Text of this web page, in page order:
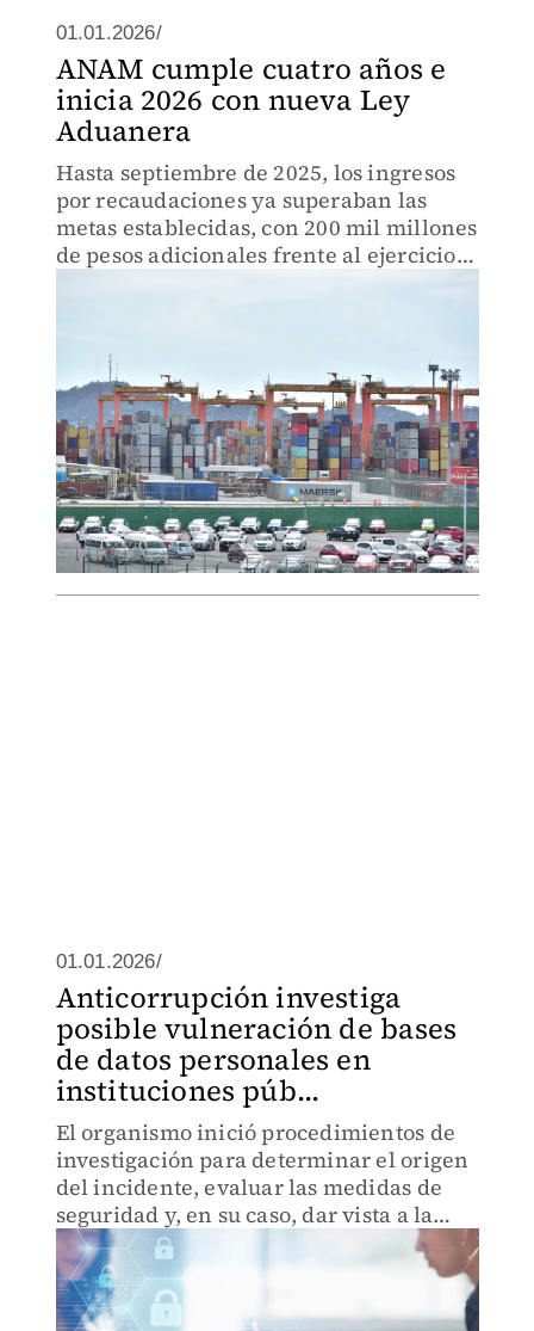
01.01.2026/
ANAM cumple cuatro años e
inicia 2026 con nueva Ley
Aduanera
Hasta septiembre de 2025, los ingresos
por recaudaciones ya superaban las
metas establecidas, con 200 mil millones
de pesos adicionales frente al ejercicio
01.01.2026/
Anticorrupción investiga
posible vulneración de bases
de datos personales en
instituciones púb...
El organismo inició procedimientos de
investigación para determinar el origen
del incidente, evaluar las medidas de
seguridad y, en su caso, dar vista a la
Fiscalía General de la República si se
detectan posibles delitos.